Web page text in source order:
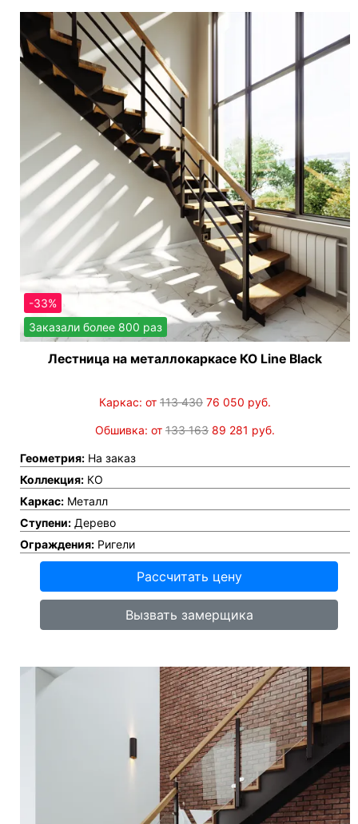
-33%
Заказали более 800 раз
Лестница на металлокаркасе КО Line Black
Каркас: от 113 430 76 050 руб.
Обшивка: от 133 163 89 281 руб.
Геометрия: На заказ
Коллекция: КО
Каркас: Металл
Ступени: Дерево
Ограждения: Ригели
Рассчитать цену
Вызвать замерщика